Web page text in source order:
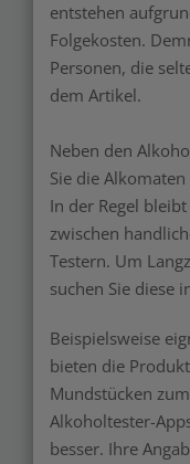
entstehen
Folgekosten.
Personen, die
dem Artikel.
Neben den
Sie die
In der Regel
zwischen
Testern. Um
suchen Sie diese
Beispielsweise
bieten die
Mundstücken
Alkoholtester-
besser. Ihre